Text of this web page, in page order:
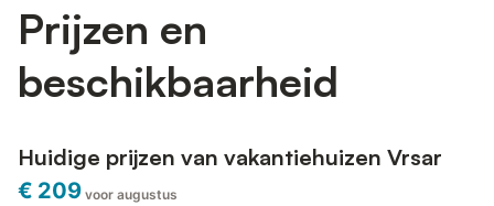
Prijzen en
beschikbaarheid
Huidige prijzen van vakantiehuizen Vrsar
€ 209 voor augustus